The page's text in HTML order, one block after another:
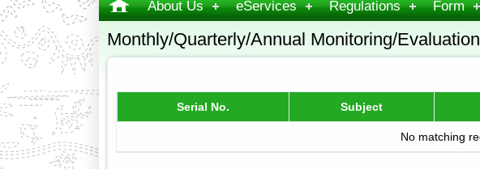
About Us eServices Regulations Form
Monthly/Quarterly/Annual Monitoring/
Serial No. Subject
No matching